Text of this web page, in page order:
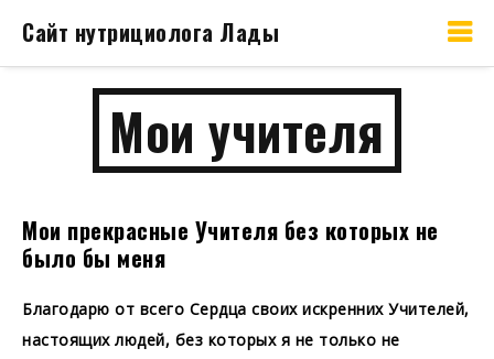
Сайт нутрициолога Лады
Мои учителя
Мои прекрасные Учителя без которых не
было бы меня
Благодарю от всего Сердца своих искренних Учителей,
настоящих людей, без которых я не только не